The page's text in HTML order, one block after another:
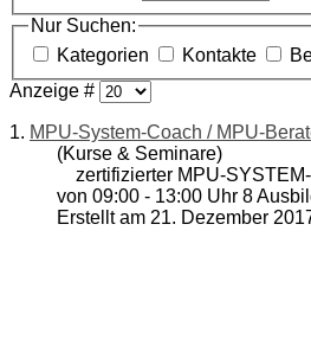
Nur Suchen:
Kategorien
Kontakte
Anzeige #
1. MPU-System-Coach / MPU-
(Kurse & Seminare)
zertifizierter MPU-
von 09:00 - 13:00 Uhr 8
Erstellt am 21. Dezember